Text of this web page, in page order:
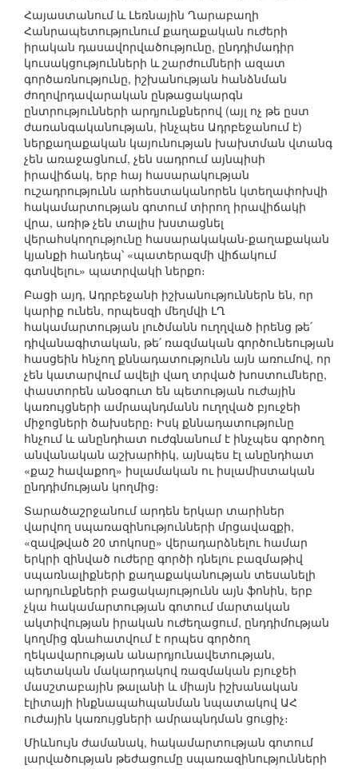
Հայաստանում և Լեռնային Ղարաբաղի
Հանրապետությունում քաղաքական ուժերի
իրական դասավորվածությունը, ընդդիմադիր
կուսակցությունների և շարժումների ազատ
գործառնությունը, իշխանության հանձնման
ժողովրդավարական ընթացակարգն
ընտրությունների արդյունքներով (այլ ոչ թե ըստ
ժառանգականության, ինչպես Ադրբեջանում է)
ներքաղաքական կայունության խախտման վտանգ
չեն առաջացնում, չեն սադրում այնպիսի
իրավիճակ, երբ հայ հասարակության
ուշադրությունն արհեստականորեն կտեղափոխվի
հակամարտության գոտում տիրող իրավիճակի
վրա, առիթ չեն տալիս խստացնել
վերահսկողությունը հասարակական-քաղաքական
կյանքի հանդեպ՝ «պատերազմի վիճակում
գտնվելու» պատրվակի ներքո։
Բացի այդ, Ադրբեջանի իշխանություններն են, որ
կարիք ունեն, որպեսզի մեղմվի ԼՂ
հակամարտության լուծմանն ուղղված իրենց թե՛
դիվանագիտական, թե՛ ռազմական գործունեության
հասցեին հնչող քննադատությունն այն առումով, որ
չեն կատարվում ավելի վաղ տրված խոստումները,
փաստորեն անօգուտ են պետության ուժային
կառույցների ամրապնդմանն ուղղված բյուջեի
միջոցների ծախսերը։ Իսկ քննադատությունը
հնչում և անընդհատ ուժգնանում է ինչպես գործող
անվանական աշխարհիկ, այնպես էլ անընդհատ
«քաշ հավաքող» իսլամական ու իսլամիստական
ընդդիմության կողմից։
Տարածաշրջանում արդեն երկար տարիներ
վարվող սպառազինությունների մրցավազքի,
«զավթված 20 տոկոսը» վերադարձնելու համար
երկրի զինված ուժերը գործի դնելու բազմաթիվ
սպառնալիքների քաղաքականության տեսանելի
արդյունքների բացակայությունն այն ֆոնին, երբ
չկա հակամարտության գոտում մարտական
ակտիվության իրական ուժեղացում, ընդդիմության
կողմից գնահատվում է որպես գործող
ղեկավարության անարդյունավետության,
պետական մակարդակով ռազմական բյուջեի
մասշտաբային թալանի և միայն իշխանական
էլիտայի ինքնապահպանման նպատակով ԱՀ
ուժային կառույցների ամրապնդման ցուցիչ։
Միևնույն ժամանակ, հակամարտության գոտում
լարվածության թեժացումը սպառազինությունների